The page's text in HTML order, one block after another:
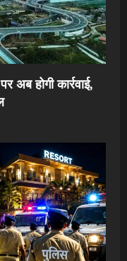
अब होगी कार्रवाई,